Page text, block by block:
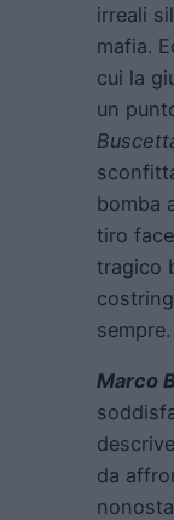
irreali
mafia.
cui la
un
bomba
tiro
tragico
sempre.
Marco
da